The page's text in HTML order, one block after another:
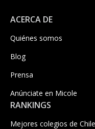
ACERCA DE
Quiénes somos
Blog
Prensa
Anúnciate en Micole
RANKINGS
Mejores colegios de Chile